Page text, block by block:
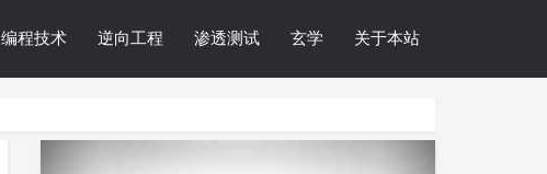
编程技术 逆向工程 渗透测试 玄学 关于本站